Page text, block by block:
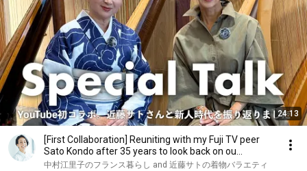
24:13
[First Collaboration] Reuniting with my Fuji TV peer
Sato Kondo after 35 years to look back on ou...
中村江里子のフランス暮らし and 近藤サトの着物バラエティ